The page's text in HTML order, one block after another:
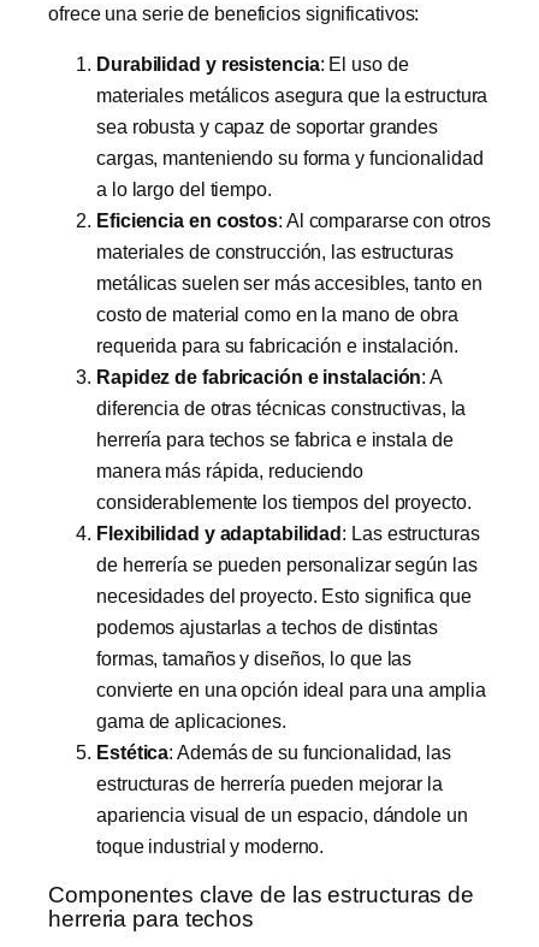
ofrece una serie de beneficios significativos:
Durabilidad y resistencia: El uso de
materiales metálicos asegura que la estructura
sea robusta y capaz de soportar grandes
cargas, manteniendo su forma y funcionalidad
a lo largo del tiempo.
Eficiencia en costos: Al compararse con otros
materiales de construcción, las estructuras
metálicas suelen ser más accesibles, tanto en
costo de material como en la mano de obra
requerida para su fabricación e instalación.
Rapidez de fabricación e instalación: A
diferencia de otras técnicas constructivas, la
herrería para techos se fabrica e instala de
manera más rápida, reduciendo
considerablemente los tiempos del proyecto.
Flexibilidad y adaptabilidad: Las estructuras
de herrería se pueden personalizar según las
necesidades del proyecto. Esto significa que
podemos ajustarlas a techos de distintas
formas, tamaños y diseños, lo que las
convierte en una opción ideal para una amplia
gama de aplicaciones.
Estética: Además de su funcionalidad, las
estructuras de herrería pueden mejorar la
apariencia visual de un espacio, dándole un
toque industrial y moderno.
Componentes clave de las estructuras de
herreria para techos